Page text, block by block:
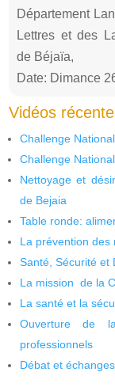
Département
Lettres et des
de Béjaïa,
Date: Dimance
Vidéos
Challenge
Challenge
Nettoyage et
de Bejaia
Table ronde:
La prévention des
Santé, Sécurité et
La mission de la
La santé et la
Ouverture de
professionnels
Débat et